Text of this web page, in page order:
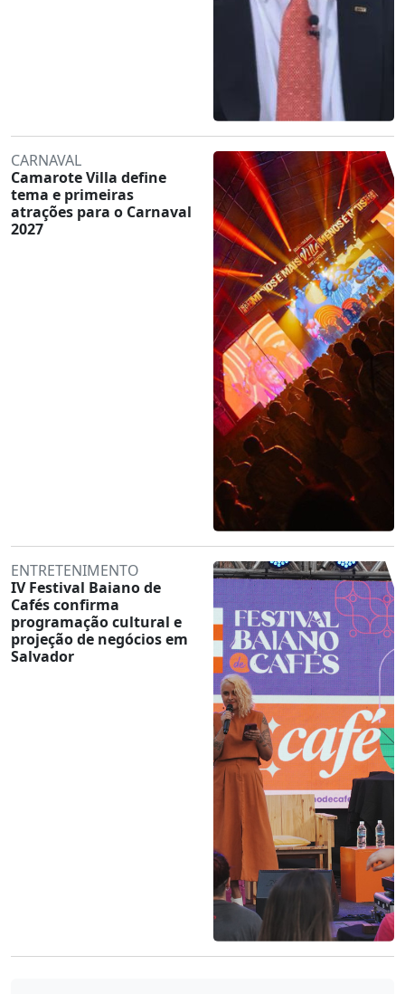
CARNAVAL
Camarote Villa define
tema e primeiras
atrações para o Carnaval
2027
ENTRETENIMENTO
IV Festival Baiano de
Cafés confirma
programação cultural e
projeção de negócios em
Salvador